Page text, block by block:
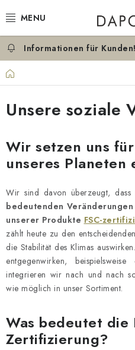
Inhalt
DOPPELBETTEN
EINZELBETTEN
NACHTTISCHE
SCHLAFZIMMER KOMMODEN
ÜBER UNS
ZERTIFIKATE
Geschäftsbewertung Blog
Allgemeine Geschäftsbedingungen
Zahlungsmethoden auf unserer
Impressum
Startseite
Unsere soziale
Wir setzen uns
unseres Planeten
Wir sind davon überzeugt, dass
bedeutenden
unserer Produkte FSC-
zählt heute zu den
die Stabilität des Klimas
entgegenwirken,
integrieren wir nach und nach
wie möglich in unser Sortiment.
Was bedeutet die
Zertifizierung?